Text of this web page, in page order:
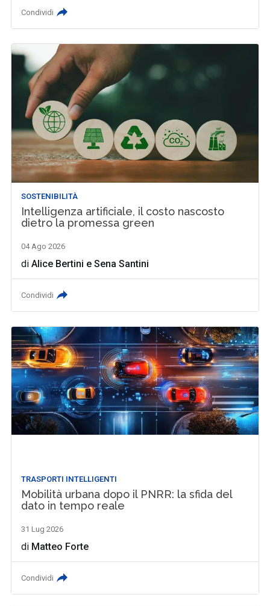
Condividi
SOSTENIBILITÀ
Intelligenza artificiale, il costo nascosto
dietro la promessa green
04 Ago 2026
diAlice Bertini eSena Santini
Condividi
TRASPORTI INTELLIGENTI
Mobilità urbana dopo il PNRR: la sfida del
dato in tempo reale
31 Lug 2026
di Matteo Forte
Condividi